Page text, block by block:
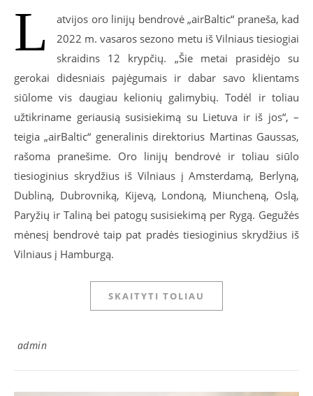
L
atvijos oro linijų bendrovė „airBaltic“ praneša, kad
2022 m. vasaros sezono metu iš Vilniaus tiesiogiai
skraidins 12 krypčių. „Šie metai prasidėjo su
gerokai didesniais pajėgumais ir dabar savo klientams
siūlome vis daugiau kelionių galimybių. Todėl ir toliau
užtikriname geriausią susisiekimą su Lietuva ir iš jos“, –
teigia „airBaltic“ generalinis direktorius Martinas Gaussas,
rašoma pranešime. Oro linijų bendrovė ir toliau siūlo
tiesioginius skrydžius iš Vilniaus į Amsterdamą, Berlyną,
Dubliną, Dubrovniką, Kijevą, Londoną, Miuncheną, Oslą,
Paryžių ir Taliną bei patogų susisiekimą per Rygą. Gegužės
mėnesį bendrovė taip pat pradės tiesioginius skrydžius iš
Vilniaus į Hamburgą.
SKAITYTI TOLIAU
admin